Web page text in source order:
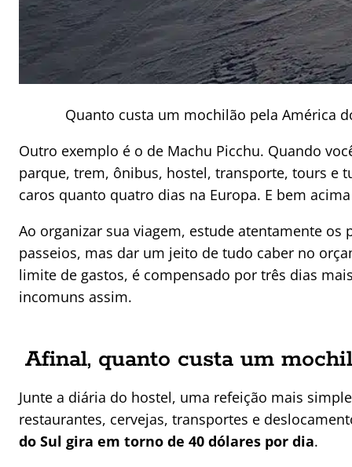
Quanto custa um mochilão pela América
Outro exemplo é o de Machu Picchu. Quando
parque, trem, ônibus, hostel, transporte, tours e
caros quanto quatro dias na Europa. E bem
Ao organizar sua viagem, estude atentamente
passeios, mas dar um jeito de tudo caber no
limite de gastos, é compensado por três dias
incomuns assim.
Afinal, quanto custa um
Junte a diária do hostel, uma refeição mais
restaurantes, cervejas, transportes e
do Sul gira em torno de 40 dólares por dia.